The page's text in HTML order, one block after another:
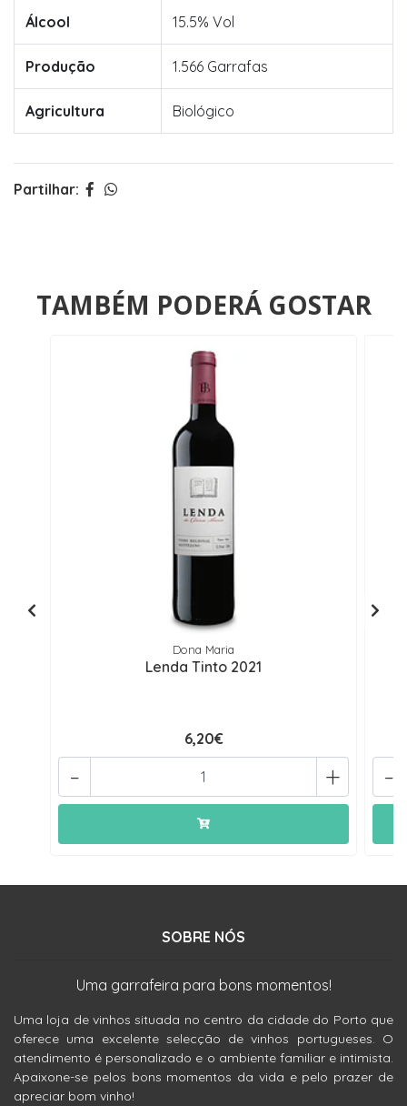
Álcool 15.5% Vol
Produção 1.566 Garrafas
Agricultura Biológico
Partilhar:
TAMBÉM PODERÁ GOSTAR
Dona Maria
Lenda Tinto 2021
6,20€
+
- -
SOBRE NÓS
Uma garrafeira para bons momentos!
Uma loja de vinhos situada no centro da cidade do Porto que
oferece uma excelente selecção de vinhos portugueses. O
atendimento é personalizado e o ambiente familiar e intimista.
Apaixone-se pelos bons momentos da vida e pelo prazer de
apreciar bom vinho!